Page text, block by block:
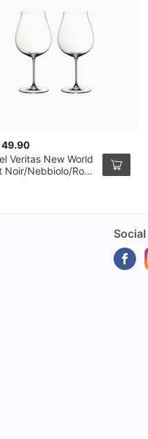
49.90
Veritas New World
Noir/Nebbiolo/Rosé